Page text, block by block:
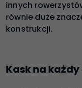
innych
równie duże
konstrukcji.
Kask na